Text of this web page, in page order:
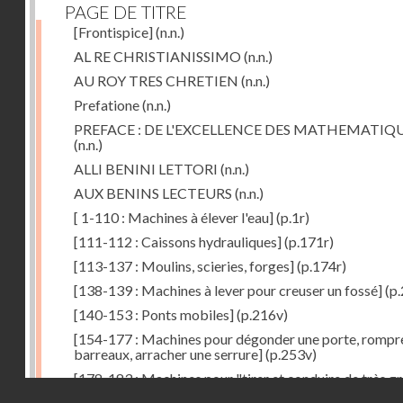
PAGE DE TITRE
[Frontispice](n.n.)
AL RE CHRISTIANISSIMO (n.n.)
AU ROY TRES CHRETIEN (n.n.)
Prefatione(n.n.)
PREFACE : DE L'EXCELLENCE DES
(n.n.)
ALLI BENINI LETTORI (n.n.)
AUX BENINS LECTEURS (n.n.)
[ 1-110 : Machines à élever l'eau](p.1r)
[111-112 : Caissons hydrauliques](p.171r)
[113-137 : Moulins, scieries, forges](p.174r)
[138-139 : Machines à lever pour creuser un fossé]
[140-153 : Ponts mobiles](p.216v)
[154-177 : Machines pour dégonder une porte,
barreaux, arracher une serrure](p.253v)
[178-183 : Machines pour "tirer et conduire de très